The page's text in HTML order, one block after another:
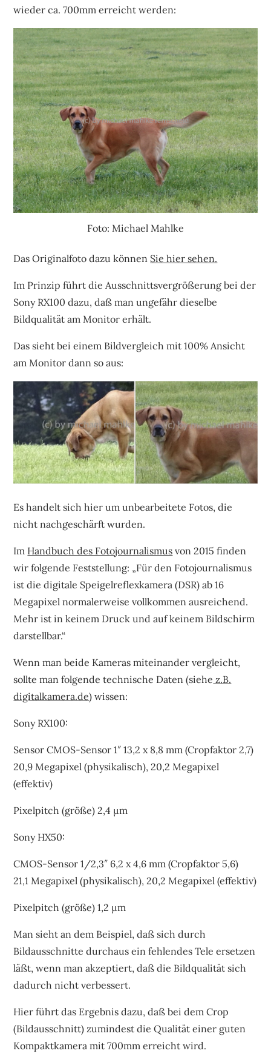
wieder ca. 700mm erreicht werden:
Foto: Michael Mahlke
Das Originalfoto dazu können Sie hier sehen.
Im Prinzip führt die Ausschnittsvergrößerung bei der
Sony RX100 dazu, daß man ungefähr dieselbe
Bildqualität am Monitor erhält.
Das sieht bei einem Bildvergleich mit 100% Ansicht
am Monitor dann so aus:
Es handelt sich hier um unbearbeitete Fotos, die
nicht nachgeschärft wurden.
Im Handbuch des Fotojournalismus von 2015 finden
wir folgende Feststellung: „Für den Fotojournalismus
ist die digitale Speigelreflexkamera (DSR) ab 16
Megapixel normalerweise vollkommen ausreichend.
Mehr ist in keinem Druck und auf keinem Bildschirm
darstellbar.“
Wenn man beide Kameras miteinander vergleicht,
sollte man folgende technische Daten (siehe z.B.
digitalkamera.de) wissen:
Sony RX100:
Sensor CMOS-Sensor 1″ 13,2 x 8,8 mm (Cropfaktor 2,7)
20,9 Megapixel (physikalisch), 20,2 Megapixel
(effektiv)
Pixelpitch (größe) 2,4 µm
Sony HX50:
CMOS-Sensor 1/2,3″ 6,2 x 4,6 mm (Cropfaktor 5,6)
21,1 Megapixel (physikalisch), 20,2 Megapixel (effektiv)
Pixelpitch (größe) 1,2 µm
Man sieht an dem Beispiel, daß sich durch
Bildausschnitte durchaus ein fehlendes Tele ersetzen
läßt, wenn man akzeptiert, daß die Bildqualität sich
dadurch nicht verbessert.
Hier führt das Ergebnis dazu, daß bei dem Crop
(Bildausschnitt) zumindest die Qualität einer guten
Kompaktkamera mit 700mm erreicht wird.